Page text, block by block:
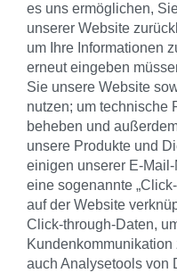
es uns ermöglichen,
unserer Website
um Ihre Informationen
erneut eingeben
Sie unsere Website
nutzen; um technische
beheben und
unsere Produkte und
einigen unserer E-
eine sogenannte
auf der Website
Click-through-Daten,
auch Analysetools von